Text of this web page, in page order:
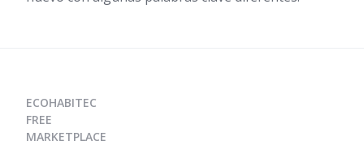
ECOHABITEC
FREE
MARKETPLACE